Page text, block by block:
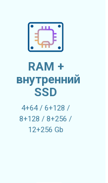
RAM +
внутренний
SSD
4+64 / 6+128 /
8+128 / 8+256 /
12+256 Gb